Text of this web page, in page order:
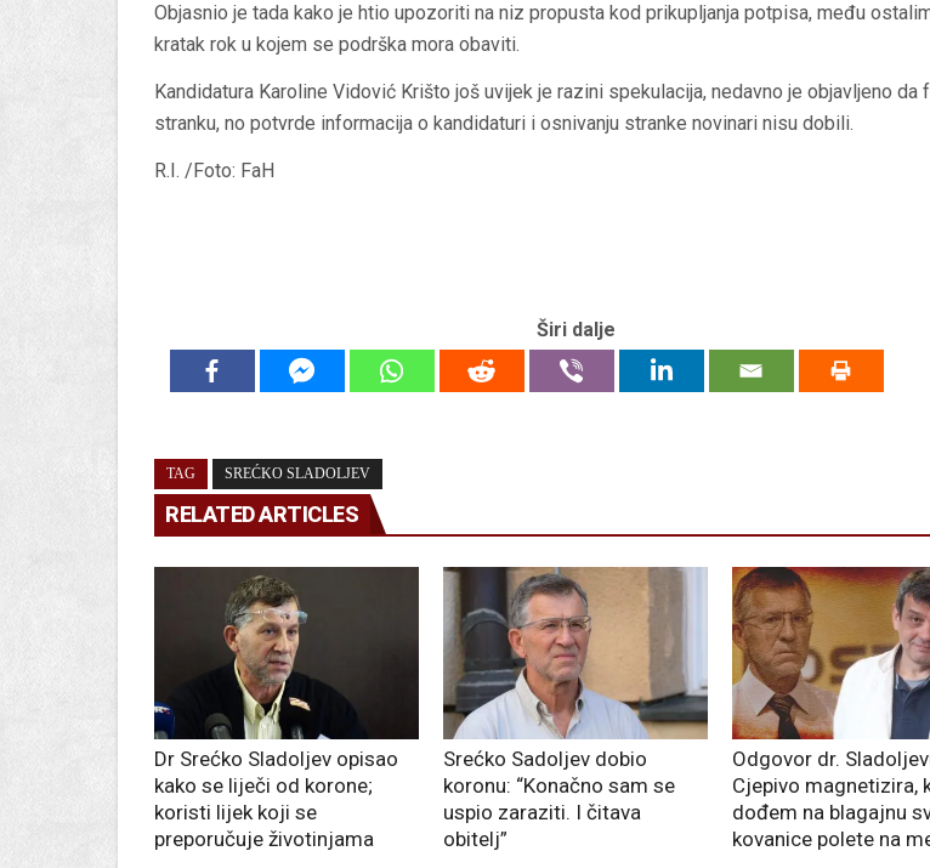
Objasnio je tada kako je htio upozoriti na niz propusta kod prikupljanja potpisa, među
kratak rok u kojem se podrška mora obaviti.
Kandidatura Karoline Vidović Krišto još uvijek je razini spekulacija, nedavno je objavljeno da
stranku, no potvrde informacija o kandidaturi i osnivanju stranke novinari nisu dobili.
R.I. /Foto: FaH
Širi dalje
TAG SREĆKO SLADOLJEV
RELATED ARTICLES
Dr Srećko Sladoljev opisao
kako se liječi od korone;
koristi lijek koji se
preporučuje životinjama
Srećko Sadoljev dobio
koronu: “Konačno sam se
uspio zaraziti. I čitava
obitelj”
Odgovor dr.
Cjepivo magnetizira,
dođem na blagajnu
kovanice polete na